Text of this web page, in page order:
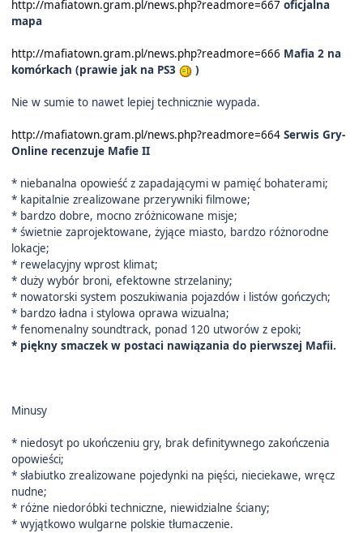
http://mafiatown.gram.pl/news.php?readmore=667 oficjalna
mapa
http://mafiatown.gram.pl/news.php?readmore=666 Mafia 2 na
komórkach (prawie jak na PS3
)
Nie w sumie to nawet lepiej technicznie wypada.
http://mafiatown.gram.pl/news.php?readmore=664 Serwis Gry-
Online recenzuje Mafie II
* niebanalna opowieść z zapadającymi w pamięć bohaterami;
* kapitalnie zrealizowane przerywniki filmowe;
* bardzo dobre, mocno zróżnicowane misje;
* świetnie zaprojektowane, żyjące miasto, bardzo różnorodne
lokacje;
* rewelacyjny wprost klimat;
* duży wybór broni, efektowne strzelaniny;
* nowatorski system poszukiwania pojazdów i listów gończych;
* bardzo ładna i stylowa oprawa wizualna;
* fenomenalny soundtrack, ponad 120 utworów z epoki;
* piękny smaczek w postaci nawiązania do pierwszej Mafii.
Minusy
* niedosyt po ukończeniu gry, brak definitywnego zakończenia
opowieści;
* słabiutko zrealizowane pojedynki na pięści, nieciekawe, wręcz
nudne;
* różne niedoróbki techniczne, niewidzialne ściany;
* wyjątkowo wulgarne polskie tłumaczenie.